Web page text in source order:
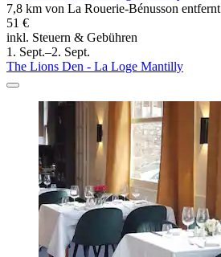
7,8 km von La Rouerie-Bénusson entfernt
51 €
inkl. Steuern & Gebühren
1. Sept.–2. Sept.
The Lions Den - La Loge Mantilly